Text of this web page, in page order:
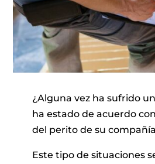
¿Alguna vez ha sufrido
ha estado de acuerdo
del perito de su
Este tipo de situaciones